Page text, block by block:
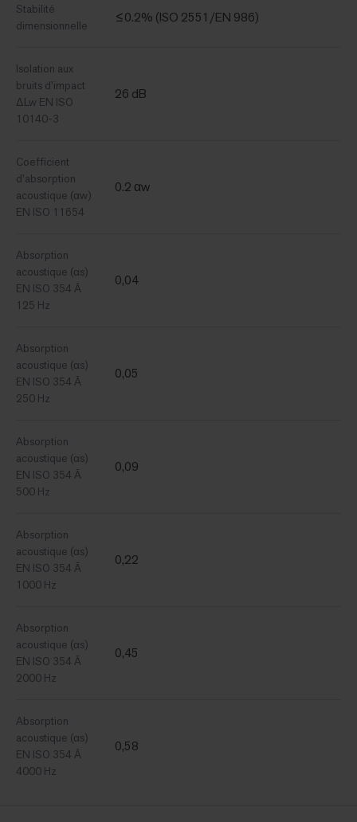
Stabilité
dimensionnelle
≤0.2% (ISO 2551/EN 986)
Isolation aux
bruits d'impact
ΔLw EN ISO
10140-3
26 dB
Coefficient
d'absorption
acoustique (αw)
EN ISO 11654
0.2 αw
Absorption
acoustique (αs)
EN ISO 354 Ã
125 Hz
0,04
Absorption
acoustique (αs)
EN ISO 354 Ã
250 Hz
0,05
Absorption
acoustique (αs)
EN ISO 354 Ã
500 Hz
0,09
Absorption
acoustique (αs)
EN ISO 354 Ã
1000 Hz
0,22
Absorption
acoustique (αs)
EN ISO 354 Ã
2000 Hz
0,45
Absorption
acoustique (αs)
EN ISO 354 Ã
4000 Hz
0,58